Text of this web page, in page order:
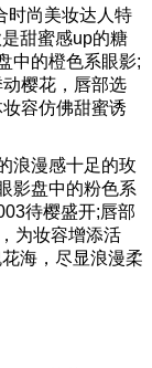
尚美妆达人特
甜蜜感up的糖
中的橙色系眼影;
樱花，唇部选
容仿佛甜蜜诱
浪漫感十足的玫
影盘中的粉色系
待樱盛开;唇部
为妆容增添活
海，尽显浪漫柔